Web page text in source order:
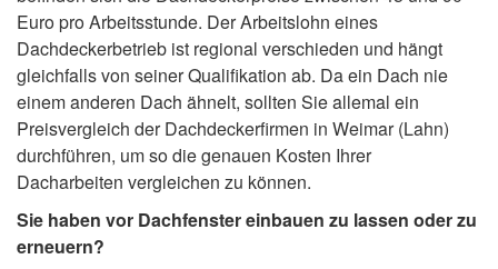
Euro pro Arbeitsstunde. Der Arbeitslohn eines
Dachdeckerbetrieb ist regional verschieden und hängt
gleichfalls von seiner Qualifikation ab. Da ein Dach nie
einem anderen Dach ähnelt, sollten Sie allemal ein
Preisvergleich der Dachdeckerfirmen in Weimar (Lahn)
durchführen, um so die genauen Kosten Ihrer
Dacharbeiten vergleichen zu können.
Sie haben vor Dachfenster einbauen zu lassen oder zu
erneuern?